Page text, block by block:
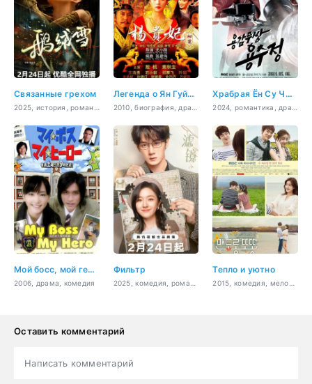
Связанные грехом Легенда о Ян Гуйфей Храбрая Ён Су Чжон
Мой босс, мой герой
2006, драма, комедия
Фильтр Тепло и уютно
Оставить комментарий
Написать комментарий